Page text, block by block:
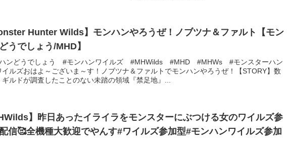
Hunter Wilds】モンハンやろうぜ！ノブツナ＆ファルト【モン
うでしょう/MHD】
ンどうでしょう #モンハンワイルズ #MHWilds #MHD #MHWs #モンスターハン
イルズおはよ～ございま～す！ノブツナ＆ファルトでモンハンやろうぜ！【STORY】数
ギルドが調査したことのない未踏の領域『禁足地』...
】昨日あったイライラをモンスターにぶつける女のワイルズ参
信🥰全機種大歓迎でやんす#ワイルズ参加型#モンハンワイルズ参加